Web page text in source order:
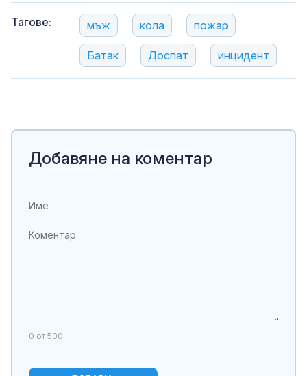
Тагове: мъж кола пожар
Батак Доспат инцидент
Добавяне на коментар
0 от 500